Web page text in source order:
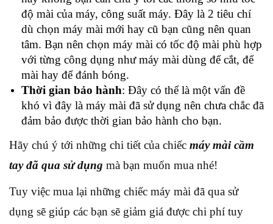
độ mài của máy, công suất máy. Đây là 2 tiêu chí
dù chọn máy mài mới hay cũ bạn cũng nên quan
tâm. Bạn nên chọn máy mài có tốc độ mài phù hợp
với từng công dụng như máy mài dùng để cắt, để
mài hay để đánh bóng.
Thời gian bảo hành: Đây có thể là một vấn đề
khó vì đây là máy mài đã sử dụng nên chưa chắc đã
đảm bảo được thời gian bảo hành cho bạn.
Hãy chú ý tới những chi tiết của chiếc máy mài cầm
tay đã qua sử dụng mà bạn muốn mua nhé!
Tuy việc mua lại những chiếc máy mài đã qua sử
dụng sẽ giúp các bạn sẽ giảm giá được chi phí tuy